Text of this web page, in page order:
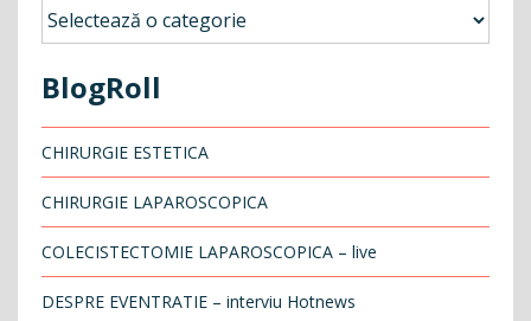
Categorii
BlogRoll
CHIRURGIE ESTETICA
CHIRURGIE LAPAROSCOPICA
COLECISTECTOMIE LAPAROSCOPICA – live
DESPRE EVENTRATIE – interviu Hotnews